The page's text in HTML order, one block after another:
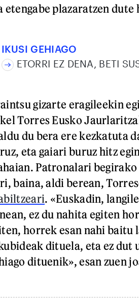
etengabe plazaratzen
IKUSI GEHIAGO
ETORRI EZ DENA, BETI
gizarte eragileekin
Torres Eusko
du bera ere kezkatuta
eta gaiari buruz hitz
Patronalari
baina, aldi berean,
. «Euskadin,
ez du nahita egiten
horrek esan nahi baitu
dituela, eta ez dut
dituenik», esan zuen